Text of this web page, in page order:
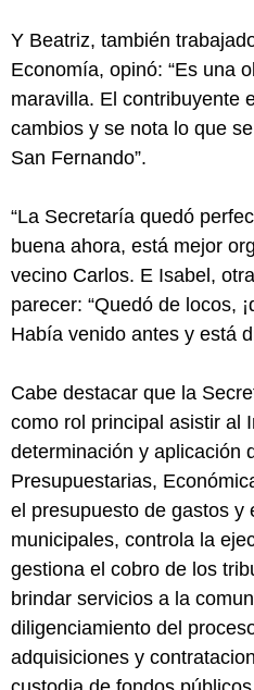
Y Beatriz, también
Economía, opinó: “Es una
maravilla. El contribuyente
cambios y se nota lo que
San Fernando”.
“La Secretaría quedó
buena ahora, está mejor
vecino Carlos. E Isabel,
parecer: “Quedó de locos,
Había venido antes y está
Cabe destacar que la
como rol principal asistir al
determinación y aplicación
Presupuestarias,
el presupuesto de gastos y
municipales, controla la
gestiona el cobro de los
brindar servicios a la
diligenciamiento del
adquisiciones y